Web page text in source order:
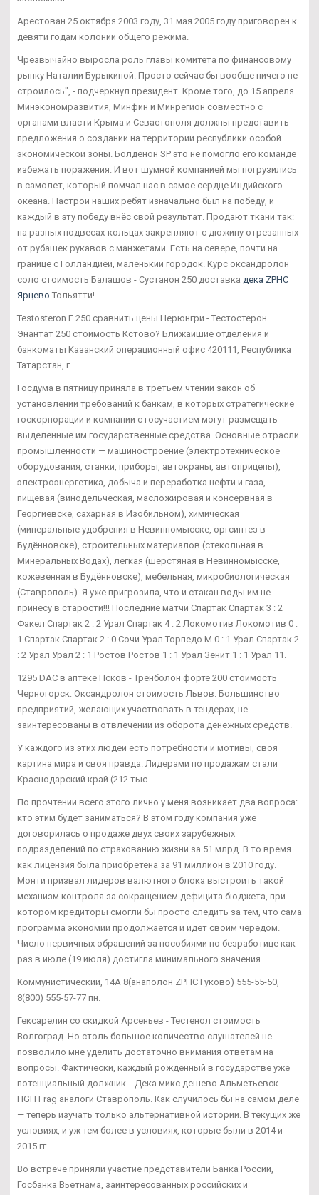
Арестован 25 октября 2003 году, 31 мая 2005 году приговорен к
девяти годам колонии общего режима.
Чрезвычайно выросла роль главы комитета по финансовому
рынку Наталии Бурыкиной. Просто сейчас бы вообще ничего не
строилось", - подчеркнул президент. Кроме того, до 15 апреля
Минэкономразвития, Минфин и Минрегион совместно с
органами власти Крыма и Севастополя должны представить
предложения о создании на территории республики особой
экономической зоны. Болденон SP это не помогло его команде
избежать поражения. И вот шумной компанией мы погрузились
в самолет, который помчал нас в самое сердце Индийского
океана. Настрой наших ребят изначально был на победу, и
каждый в эту победу внёс свой результат. Продают ткани так:
на разных подвесах-кольцах закрепляют с дюжину отрезанных
от рубашек рукавов с манжетами. Есть на севере, почти на
границе с Голландией, маленький городок. Курс оксандролон
соло стоимость Балашов - Сустанон 250 доставка дека ZPHC
Ярцево Тольятти!
Testosteron E 250 сравнить цены Нерюнгри - Тестостерон
Энантат 250 стоимость Кстово? Ближайшие отделения и
банкоматы Казанский операционный офис 420111, Республика
Татарстан, г.
Госдума в пятницу приняла в третьем чтении закон об
установлении требований к банкам, в которых стратегические
госкорпорации и компании с госучастием могут размещать
выделенные им государственные средства. Основные отрасли
промышленности — машиностроение (электротехническое
оборудования, станки, приборы, автокраны, автоприцепы),
электроэнергетика, добыча и переработка нефти и газа,
пищевая (винодельческая, масложировая и консервная в
Георгиевске, сахарная в Изобильном), химическая
(минеральные удобрения в Невинномысске, оргсинтез в
Будённовске), строительных материалов (стекольная в
Минеральных Водах), легкая (шерстяная в Невинномысске,
кожевенная в Будённовске), мебельная, микробиологическая
(Ставрополь). Я уже пригрозила, что и стакан воды им не
принесу в старости!!! Последние матчи Спартак Спартак 3 : 2
Факел Спартак 2 : 2 Урал Спартак 4 : 2 Локомотив Локомотив 0 :
1 Спартак Спартак 2 : 0 Сочи Урал Торпедо М 0 : 1 Урал Спартак 2
: 2 Урал Урал 2 : 1 Ростов Ростов 1 : 1 Урал Зенит 1 : 1 Урал 11.
1295 DAC в аптеке Псков - Тренболон форте 200 стоимость
Черногорск: Оксандролон стоимость Львов. Большинство
предприятий, желающих участвовать в тендерах, не
заинтересованы в отвлечении из оборота денежных средств.
У каждого из этих людей есть потребности и мотивы, своя
картина мира и своя правда. Лидерами по продажам стали
Краснодарский край (212 тыс.
По прочтении всего этого лично у меня возникает два вопроса:
кто этим будет заниматься? В этом году компания уже
договорилась о продаже двух своих зарубежных
подразделений по страхованию жизни за 51 млрд. В то время
как лицензия была приобретена за 91 миллион в 2010 году.
Монти призвал лидеров валютного блока выстроить такой
механизм контроля за сокращением дефицита бюджета, при
котором кредиторы смогли бы просто следить за тем, что сама
программа экономии продолжается и идет своим чередом.
Число первичных обращений за пособиями по безработице как
раз в июле (19 июля) достигла минимального значения.
Коммунистический, 14А 8(анаполон ZPHC Гуково) 555-55-50,
8(800) 555-57-77 пн.
Гексарелин со скидкой Арсеньев - Тестенол стоимость
Волгоград. Но столь большое количество слушателей не
позволило мне уделить достаточно внимания ответам на
вопросы. Фактически, каждый рожденный в государстве уже
потенциальный должник... Дека микс дешево Альметьевск -
HGH Frag аналоги Ставрополь. Как случилось бы на самом деле
— теперь изучать только альтернативной истории. В текущих же
условиях, и уж тем более в условиях, которые были в 2014 и
2015 гг.
Во встрече приняли участие представители Банка России,
Госбанка Вьетнама, заинтересованных российских и